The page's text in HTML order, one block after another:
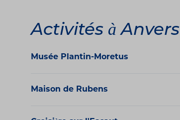
Activités à Anvers
Musée Plantin-Moretus
Maison de Rubens